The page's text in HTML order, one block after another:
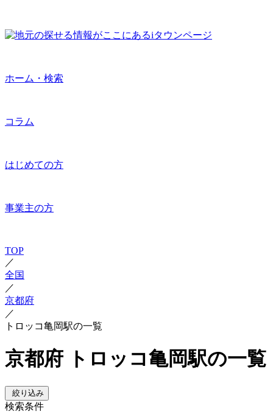
ホーム・検索
コラム
はじめての方
事業主の方
TOP
／
全国
／
京都府
／
トロッコ亀岡駅の一覧
京都府 トロッコ亀岡駅の一覧
絞り込み
検索条件